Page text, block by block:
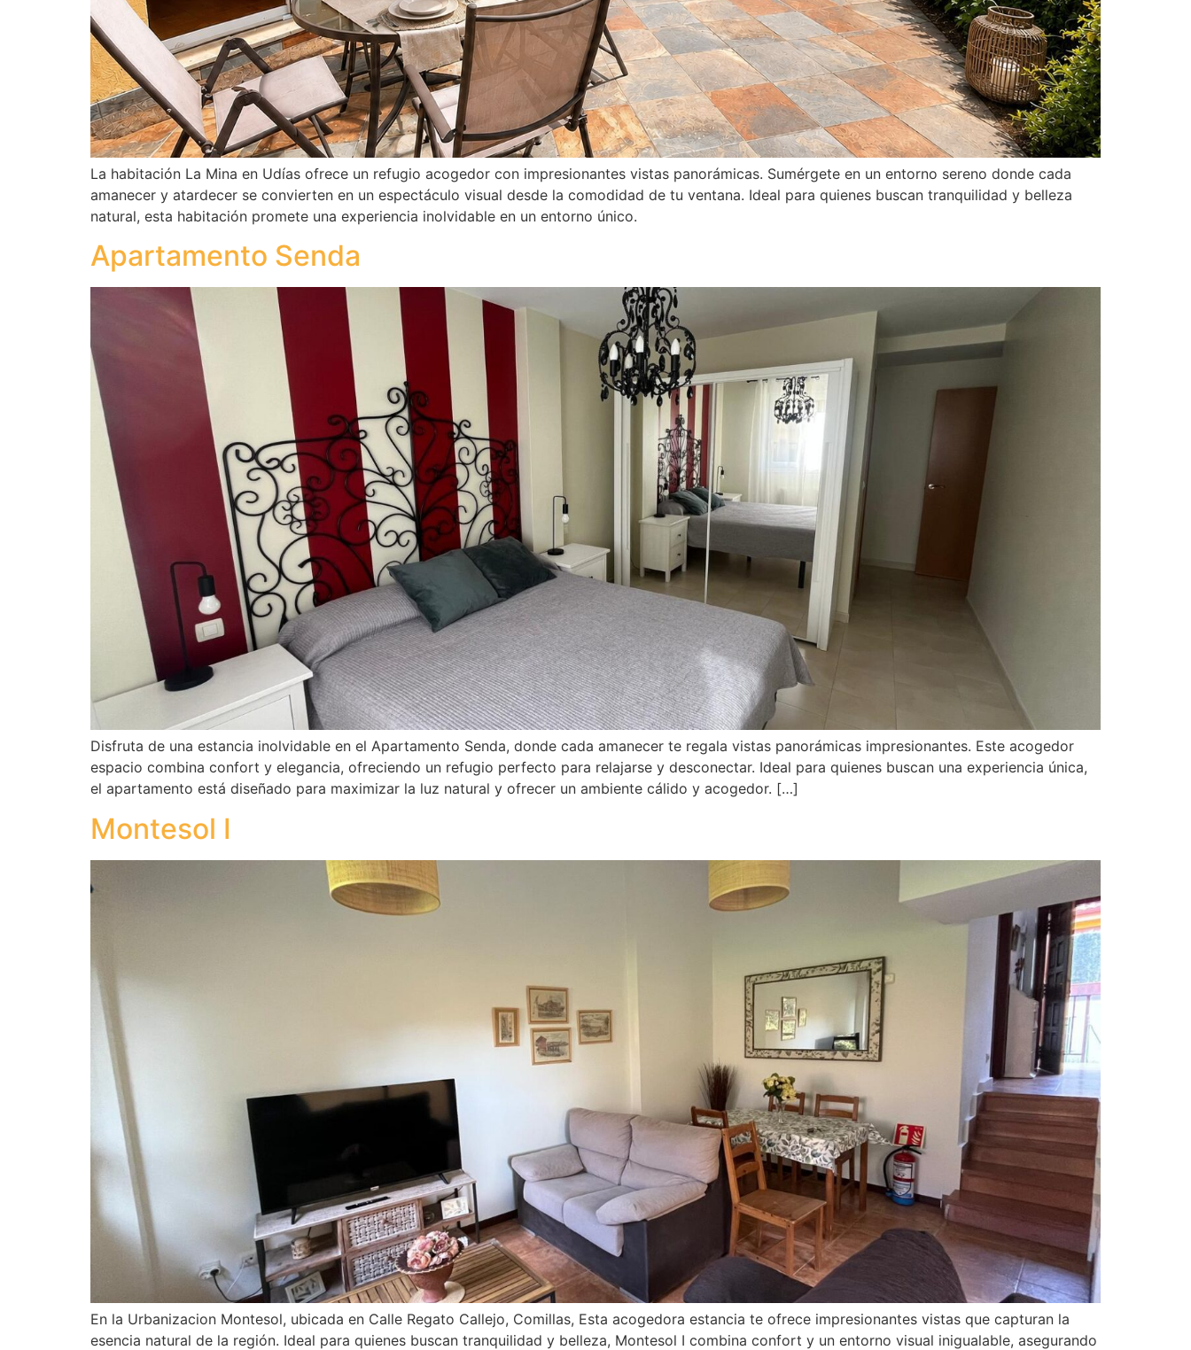
La habitación La Mina en Udías ofrece un refugio acogedor con impresionantes vistas panorámicas. Sumérgete en un entorno sereno donde cada
amanecer y atardecer se convierten en un espectáculo visual desde la comodidad de tu ventana. Ideal para quienes buscan tranquilidad y belleza
natural, esta habitación promete una experiencia inolvidable en un entorno único.
Apartamento Senda
Disfruta de una estancia inolvidable en el Apartamento Senda, donde cada amanecer te regala vistas panorámicas impresionantes. Este acogedor
espacio combina confort y elegancia, ofreciendo un refugio perfecto para relajarse y desconectar. Ideal para quienes buscan una experiencia única,
el apartamento está diseñado para maximizar la luz natural y ofrecer un ambiente cálido y acogedor. […]
Montesol I
En la Urbanizacion Montesol, ubicada en Calle Regato Callejo, Comillas, Esta acogedora estancia te ofrece impresionantes vistas que capturan la
esencia natural de la región. Ideal para quienes buscan tranquilidad y belleza, Montesol I combina confort y un entorno visual inigualable, asegurando